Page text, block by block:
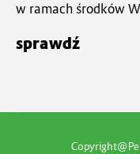
w ramach środków
sprawdź
Copyright@